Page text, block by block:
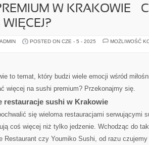
W KRAKOWIE –
POSTED ON CZE - 5 - 2025
MOŻLIWOŚĆ
to temat, który budzi wiele emocji wśród
więcej na sushi premium? Przekonajmy się.
restauracje sushi w Krakowie
się wieloma restauracjami serwującymi
coś więcej niż tylko jedzenie. Wchodząc do
Restaurant czy Youmiko Sushi, od razu